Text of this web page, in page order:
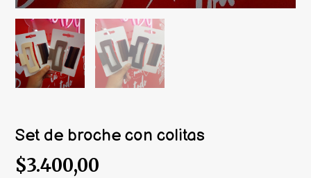
Set de broche con colitas
$3.400,00